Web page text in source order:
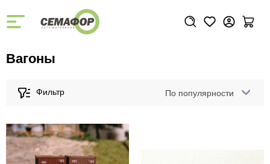
Вагоны
По популярности